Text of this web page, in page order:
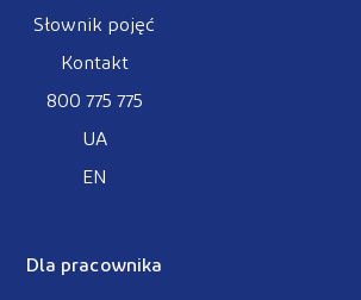
Słownik pojęć
Kontakt
800 775 775
UA
EN
Dla pracownika